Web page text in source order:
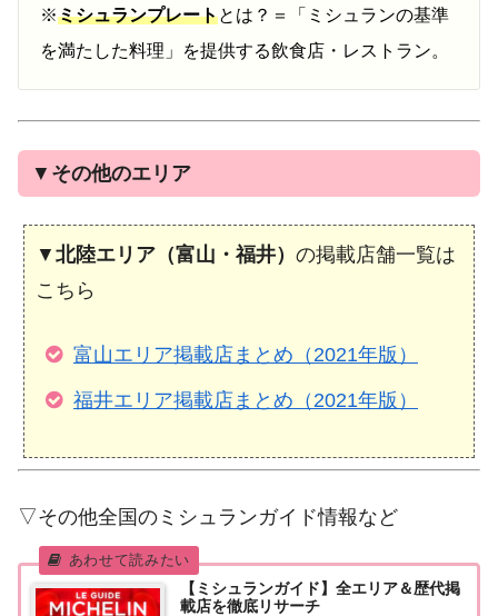
※ミシュランプレートとは？＝「ミシュランの基準
を満たした料理」を提供する飲食店・レストラン。
▼ その他のエリア
▼ 北陸エリア（富山・福井） の掲載店舗一覧は
こちら
富山エリア掲載店まとめ（2021年版）
福井エリア掲載店まとめ（2021年版）
▽その他全国のミシュランガイド情報など
【ミシュランガイド】全エリア＆歴代掲
載店を徹底リサーチ